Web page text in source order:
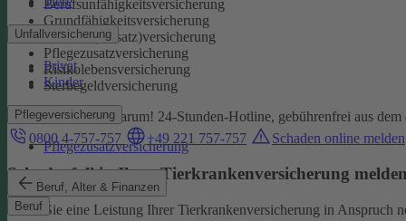
Unfallversicherung
Privat
Kinder
Pflegeversicherung
Pflegezusatzversicherung
Beruf, Alter & Finanzen
Beruf
Berufsunfähigkeitsversicherung
Grundfähigkeitsversicherung
Kranken(-zusatz)versicherung
Pflegezusatzversicherung
Risikolebensversicherung
Sterbegeldversicherung
Wir kümmern uns darum! 24-Stunden-Hotline, gebührenfrei aus
0800 4-757-757
+49 221 757-757 Schaden online melden
Schadenfall in Ihrer Tierkrankenversicherung melden
Wenn Sie eine Leistung Ihrer Tierkrankenversicherung in Anspruch